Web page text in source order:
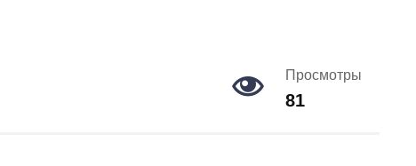
Просмотры
81